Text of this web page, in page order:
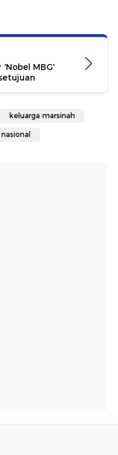
MBG'
keluarga marsinah